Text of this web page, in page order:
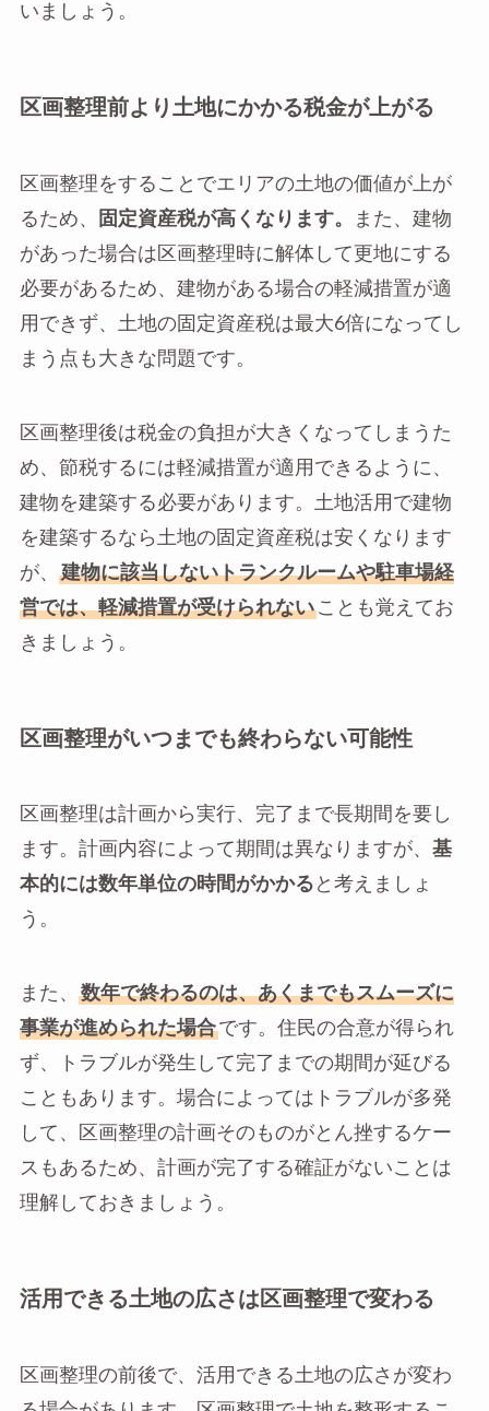
いましょう。
区画整理前より土地にかかる税金が上がる
区画整理をすることでエリアの土地の価値が上が
るため、
固定資産税が高くなります。
また、建物
があった場合は区画整理時に解体して更地にする
必要があるため、建物がある場合の軽減措置が適
用できず、土地の固定資産税は最大6倍になってし
まう点も大きな問題です。
区画整理後は税金の負担が大きくなってしまうた
め、節税するには軽減措置が適用できるように、
建物を建築する必要があります。土地活用で建物
を建築するなら土地の固定資産税は安くなります
が、
建物に該当しないトランクルームや駐車場経
営では、軽減措置が受けられないことも覚えてお
きましょう。
区画整理がいつまでも終わらない可能性
区画整理は計画から実行、完了まで長期間を要し
ます。計画内容によって期間は異なりますが、 基
本的には数年単位の時間がかかる と考えましょ
う。
また、
数年で終わるのは、あくまでもスムーズに
事業が進められた場合です。住民の合意が得られ
ず、トラブルが発生して完了までの期間が延びる
こともあります。場合によってはトラブルが多発
して、区画整理の計画そのものがとん挫するケー
スもあるため、計画が完了する確証がないことは
理解しておきましょう。
活用できる土地の広さは区画整理で変わる
区画整理の前後で、活用できる土地の広さが変わ